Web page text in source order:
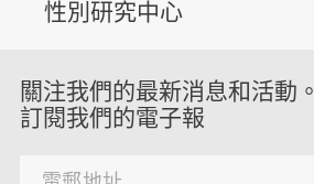
性別研究中心
關注我們的最新消息和活動。
訂閱我們的電子報